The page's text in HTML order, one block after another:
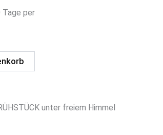
Tage per
unter freiem Himmel